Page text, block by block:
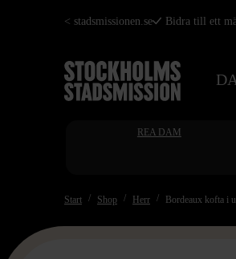
Hoppa
huvudinnehåll
< stadsmissionen.se Bidra till ett
REA DAM
Start Shop Herr Bordeaux kofta i